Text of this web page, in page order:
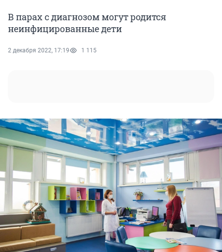
В парах с диагнозом могут родится
неинфицированные дети
2 декабря 2022, 17:19 1 115